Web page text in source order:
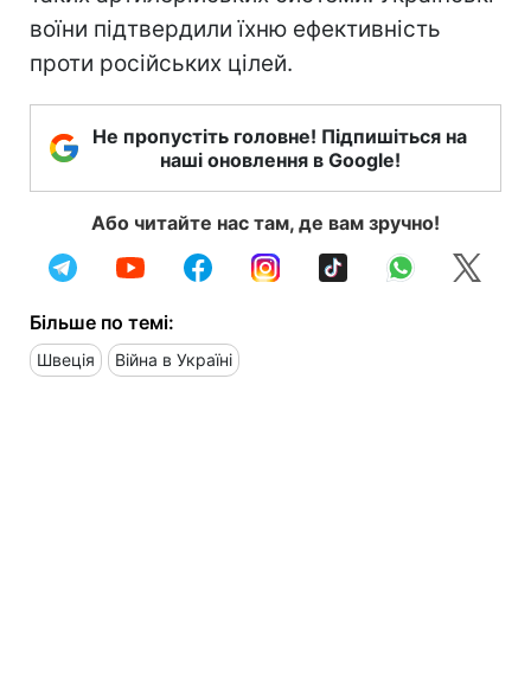
воїни підтвердили їхню ефективність
проти російських цілей.
Не пропустіть головне! Підпишіться на
наші оновлення в Google!
Або читайте нас там, де вам зручно!
Більше по темі:
Швеція Війна в Україні